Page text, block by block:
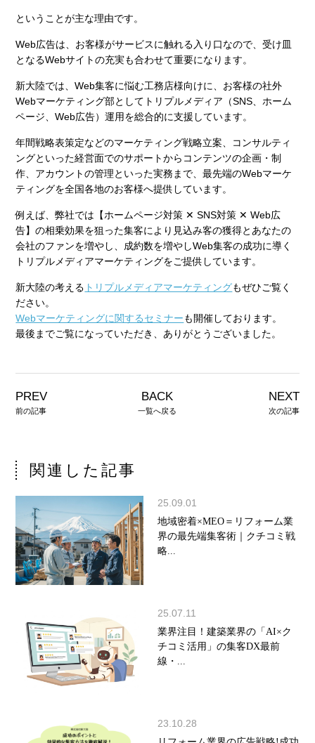
ということが主な理由です。
Web広告は、お客様がサービスに触れる入り口なので、受け皿
となるWebサイトの充実も合わせて重要になります。
新大陸では、Web集客に悩む工務店様向けに、お客様の社外
Webマーケティング部としてトリプルメディア（SNS、ホーム
ページ、Web広告）運用を総合的に支援しています。
年間戦略表策定などのマーケティング戦略立案、コンサルティ
ングといった経営面でのサポートからコンテンツの企画・制
作、アカウントの管理といった実務まで、最先端のWebマーケ
ティングを全国各地のお客様へ提供しています。
例えば、弊社では【ホームページ対策 ✕ SNS対策 ✕ Web広
告】の相乗効果を狙った集客により見込み客の獲得とあなたの
会社のファンを増やし、成約数を増やしWeb集客の成功に導く
トリプルメディアマーケティングをご提供しています。
新大陸の考える トリプルメディアマーケティングもぜひご覧く
ださい。
Webマーケティングに関するセミナーも開催しております。
最後までご覧になっていただき、ありがとうございました。
PREV
前の記事
BACK
一覧へ戻る
NEXT
次の記事
関連した記事
25.09.01
地域密着×MEO＝リフォーム業
界の最先端集客術｜クチコミ戦
略...
25.07.11
業界注目！建築業界の「AI×ク
チコミ活用」の集客DX最前
線・...
23.10.28